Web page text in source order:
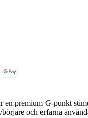
premium G-punkt
och erfarna